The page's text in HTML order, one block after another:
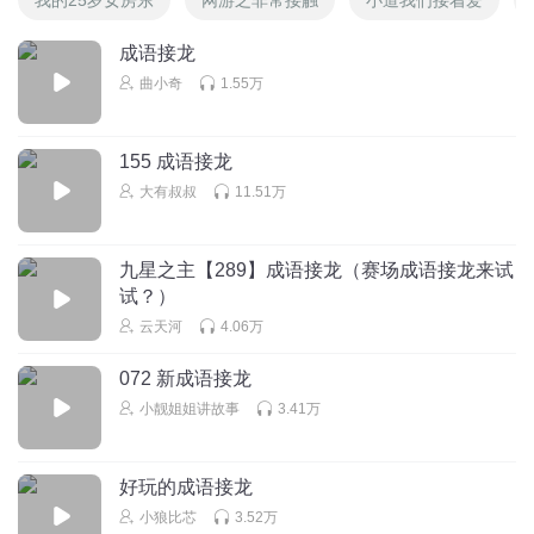
成语接龙
曲小奇 1.55万
155 成语接龙
大有叔叔 11.51万
九星之主【289】成语接龙（赛场成语接龙来试
试？）
云天河 4.06万
072 新成语接龙
小靓姐姐讲故事 3.41万
好玩的成语接龙
小狼比芯 3.52万